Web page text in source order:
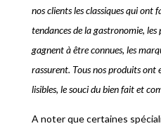
nos clients les classiques qui ont
tendances de la gastronomie, les
gagnent à être connues, les
rassurent. Tous nos produits ont
lisibles, le souci du bien fait et
A noter que certaines